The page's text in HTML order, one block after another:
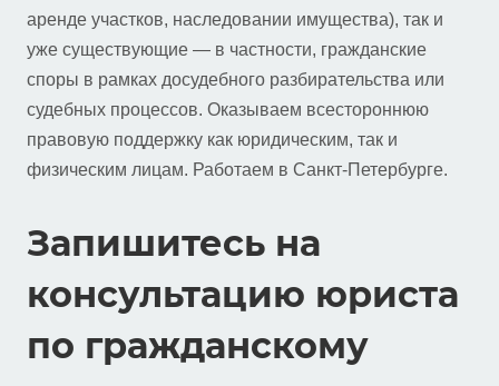
аренде участков, наследовании имущества), так и
уже существующие — в частности, гражданские
споры в рамках досудебного разбирательства или
судебных процессов. Оказываем всестороннюю
правовую поддержку как юридическим, так и
физическим лицам. Работаем в Санкт-Петербурге.
Запишитесь на
консультацию юриста
по гражданскому